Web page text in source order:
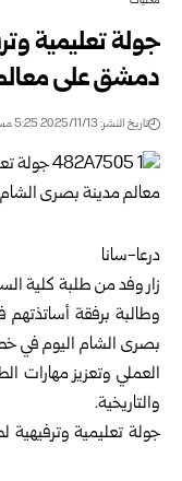
جولة تعليمية
دمشق على
تاريخ النشر: 2025/11/13 5:25 مساءً
درعا-سانا
زار وفد من طلبة كلية
وطالبة برفقة أساتذتهم
بصرى الشام اليوم في
العملي وتعزيز مهارات
والتاريخية.